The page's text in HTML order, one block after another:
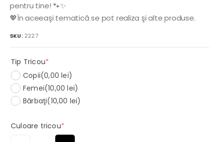
pentru tine! 🐾✨
💖În aceeaşi tematică se pot realiza şi alte produse.
SKU: 2227
Tip Tricou*
Copii(0,00 lei)
Femei(10,00 lei)
Bărbaţi(10,00 lei)
Culoare tricou*(required)